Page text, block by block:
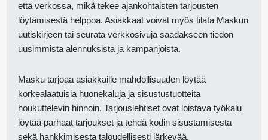
että verkossa, mikä tekee ajankohtaisten tarjousten
löytämisestä helppoa. Asiakkaat voivat myös tilata Maskun
uutiskirjeen tai seurata verkkosivuja saadakseen tiedon
uusimmista alennuksista ja kampanjoista.
Masku tarjoaa asiakkaille mahdollisuuden löytää
korkealaatuisia huonekaluja ja sisustustuotteita
houkuttelevin hinnoin. Tarjouslehtiset ovat loistava työkalu
löytää parhaat tarjoukset ja tehdä kodin sisustamisesta
sekä hankkimisesta taloudellisesti järkevää.